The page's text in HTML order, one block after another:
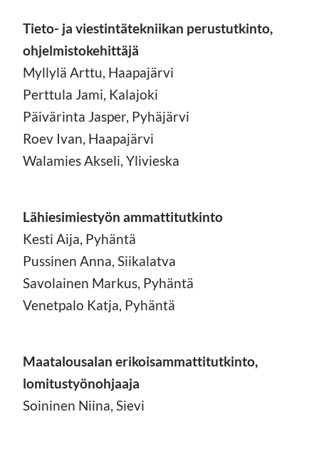
Tieto- ja viestintätekniikan perustutkinto,
ohjelmistokehittäjä
Myllylä Arttu, Haapajärvi
Perttula Jami, Kalajoki
Päivärinta Jasper, Pyhäjärvi
Roev Ivan, Haapajärvi
Walamies Akseli, Ylivieska
Lähiesimiestyön ammattitutkinto
Kesti Aija, Pyhäntä
Pussinen Anna, Siikalatva
Savolainen Markus, Pyhäntä
Venetpalo Katja, Pyhäntä
Maatalousalan erikoisammattitutkinto,
lomitustyönohjaaja
Soininen Niina, Sievi